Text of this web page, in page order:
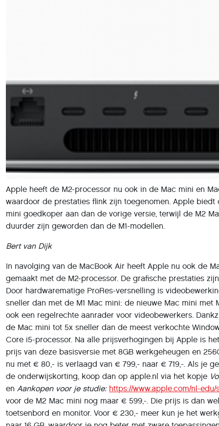
Apple heeft de M2-processor nu ook in de Mac mini en
waardoor de prestaties flink zijn toegenomen. Apple biedt
mini goedkoper aan dan de vorige versie, terwijl de M2
duurder zijn geworden dan de M1-modellen.
Bert van Dijk
In navolging van de MacBook Air heeft Apple nu ook de
gemaakt met de M2-processor. De grafische prestaties
Door hardwarematige ProRes-versnelling is
sneller dan met de M1 Mac mini: de nieuwe Mac mini met
ook een regelrechte aanrader voor videobewerkers.
de Mac mini tot 5x sneller dan de meest verkochte
Core i5-processor. Na alle prijsverhogingen bij Apple is
prijs van deze basisversie met 8GB werkgeheugen en
nu met € 80,- is verlaagd van € 799,- naar € 719,-. Als je
de onderwijskorting, koop dan op apple.nl via het kopje
en Aankopen voor je studie: https://www.apple.com/nl-
voor de M2 Mac mini nog maar € 599,-. Die prijs is dan
toetsenbord en monitor. Voor € 230,- meer kun je het